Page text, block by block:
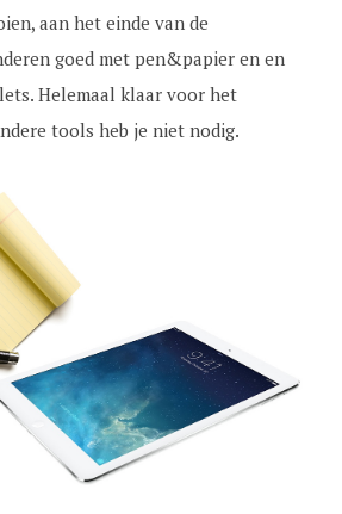
aan het einde van de
goed met pen&papier en en
Helemaal klaar voor het
tools heb je niet nodig.